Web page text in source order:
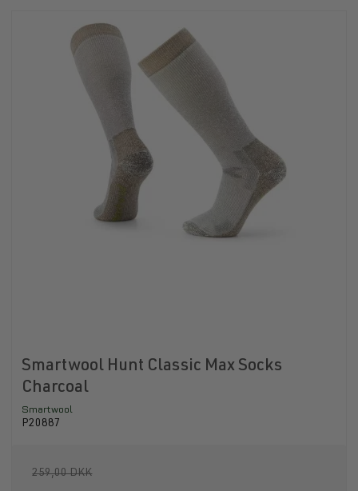
Smartwool Hunt Classic Max Socks
Charcoal
Smartwool
P20887
259,00 DKK